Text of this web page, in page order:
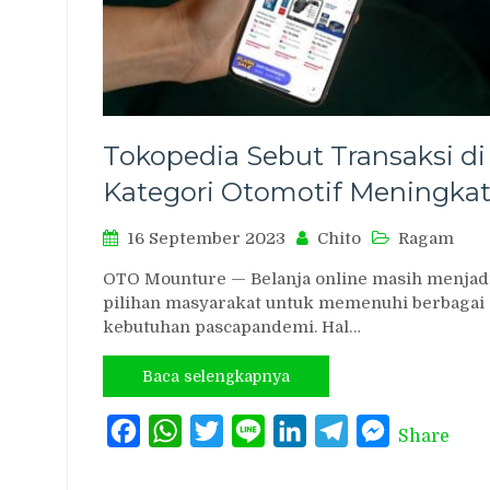
Tokopedia Sebut Transaksi di
Kategori Otomotif Meningkat
16 September 2023 Chito Ragam
OTO Mounture — Belanja online masih
pilihan masyarakat untuk memenuhi berbagai
kebutuhan pascapandemi. Hal…
Baca selengkapnya
FacebookWhatsAppTwitterLine LinkedInTelegramMessenger
Share